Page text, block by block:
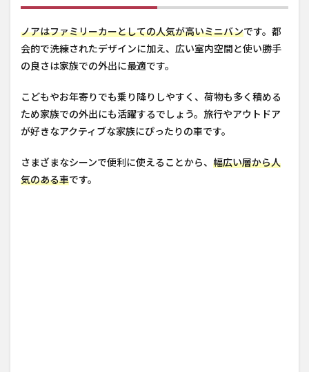
ノアはファミリーカーとしての人気が高いミニバンです。都
会的で洗練されたデザインに加え、広い室内空間と使い勝手
の良さは家族での外出に最適です。
こどもやお年寄りでも乗り降りしやすく、荷物も多く積める
ため家族での外出にも活躍するでしょう。旅行やアウトドア
が好きなアクティブな家族にぴったりの車です。
さまざまなシーンで便利に使えることから、 幅広い層から人
気のある車です。